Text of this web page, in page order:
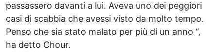
passassero davanti a lui. Aveva uno dei peggiori
casi di scabbia che avessi visto da molto tempo.
Penso che sia stato malato per più di un anno “,
ha detto Chour.